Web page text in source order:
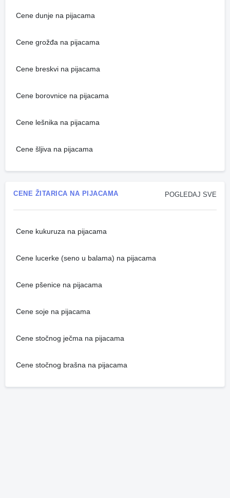
Cene dunje na pijacama
Cene grožđa na pijacama
Cene breskvi na pijacama
Cene borovnice na pijacama
Cene lešnika na pijacama
Cene šljiva na pijacama
POGLEDAJ SVE
CENE ŽITARICA NA PIJACAMA
Cene kukuruza na pijacama
Cene lucerke (seno u balama) na pijacama
Cene pšenice na pijacama
Cene soje na pijacama
Cene stočnog ječma na pijacama
Cene stočnog brašna na pijacama